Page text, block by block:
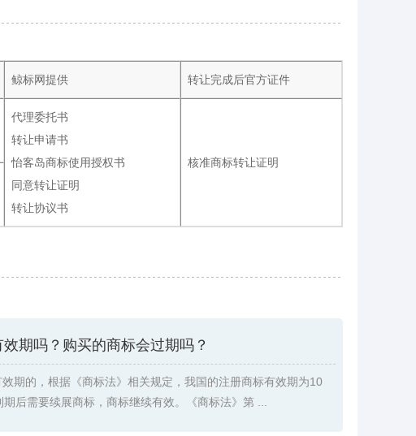
鲸标网提供 转让完成后官方证件
代理委托书
转让申请书
怡客岛商标使用授权书
同意转让证明
转让协议书
核准商标转让证明
期吗？购买的商标会过期吗？
期的，根据《商标法》相关规定，我国的注册商标有效期为10
后需要续展商标，商标继续有效。《商标法》第 ...